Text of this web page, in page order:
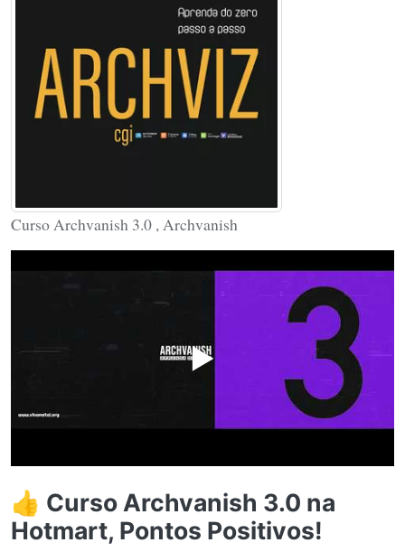
Curso Archvanish 3.0 , Archvanish
▶️
👍 Curso Archvanish 3.0 na
Hotmart, Pontos Positivos!